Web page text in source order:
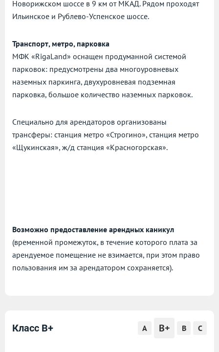
Новорижском шоссе в 9 км от МКАД. Рядом проходят
Ильинское и Рублево-Успенское шоссе.
Транспорт, метро, парковка
МФК «RigaLand» оснащен продуманной системой
парковок: предусмотрены два многоуровневых
наземных паркинга, двухуровневая подземная
парковка, большое количество наземных парковок.
Специально для арендаторов организованы
трансферы: станция метро «Строгино», станция метро
«Щукинская», ж/д станция «Красногорская».
Возможно предоставление арендных каникул
(временной промежуток, в течение которого плата за
арендуемое помещение не взимается, при этом право
пользования им за арендатором сохраняется).
Класс B+ A B+ B C